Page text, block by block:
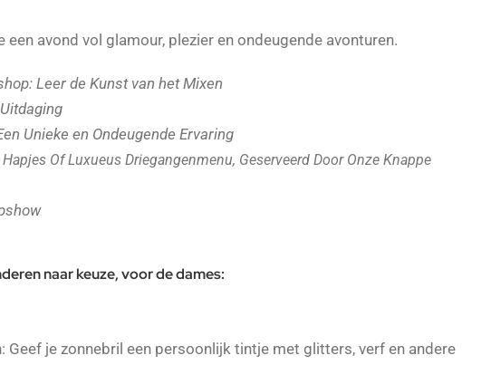
een avond vol glamour, plezier en ondeugende avonturen.
Leer de Kunst van het Mixen
Unieke en Ondeugende Ervaring
Hapjes Of Luxueus Driegangenmenu, Geserveerd Door Onze Knappe
naar keuze, voor de dames:
Geef je zonnebril een persoonlijk tintje met glitters, verf en andere